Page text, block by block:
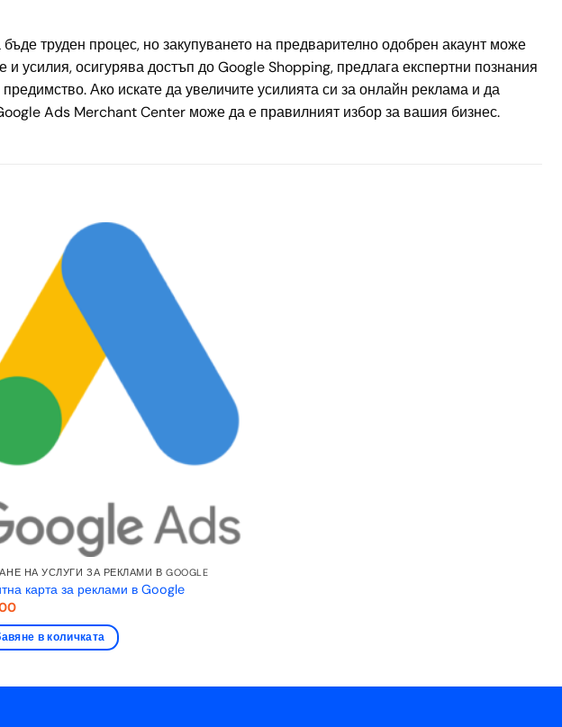
труден процес, но закупуването на предварително одобрен акаунт може
усилия, осигурява достъп до Google Shopping, предлага експертни познания
Ако искате да увеличите усилията си за онлайн реклама и да
Ads Merchant Center може да е правилният избор за вашия бизнес.
НА УСЛУГИ ЗА РЕКЛАМИ В GOOGLE
карта за реклами в Google
в количката